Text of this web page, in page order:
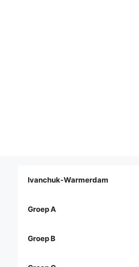
Ivanchuk-Warmerdam
Groep A
Groep B